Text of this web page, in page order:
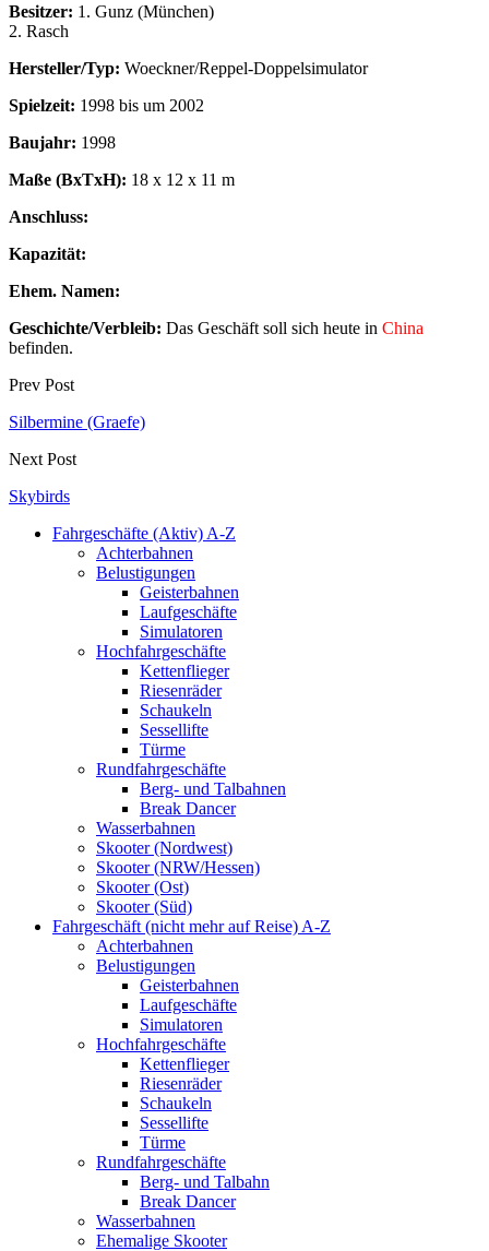
Besitzer: 1. Gunz (München)
2. Rasch
Hersteller/Typ: Woeckner/Reppel-Doppelsimulator
Spielzeit: 1998 bis um 2002
Baujahr: 1998
Maße (BxTxH): 18 x 12 x 11 m
Anschluss:
Kapazität:
Ehem. Namen:
Geschichte/Verbleib: Das Geschäft soll sich heute in China
befinden.
Prev Post
Silbermine (Graefe)
Next Post
Skybirds
Fahrgeschäfte (Aktiv) A-Z
Achterbahnen
Belustigungen
Geisterbahnen
Laufgeschäfte
Simulatoren
Hochfahrgeschäfte
Kettenflieger
Riesenräder
Schaukeln
Sessellifte
Türme
Rundfahrgeschäfte
Berg- und Talbahnen
Break Dancer
Wasserbahnen
Skooter (Nordwest)
Skooter (NRW/Hessen)
Skooter (Ost)
Skooter (Süd)
Fahrgeschäft (nicht mehr auf Reise) A-Z
Achterbahnen
Belustigungen
Geisterbahnen
Laufgeschäfte
Simulatoren
Hochfahrgeschäfte
Kettenflieger
Riesenräder
Schaukeln
Sessellifte
Türme
Rundfahrgeschäfte
Berg- und Talbahn
Break Dancer
Wasserbahnen
Ehemalige Skooter